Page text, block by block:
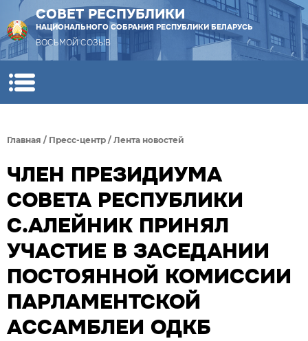
СОВЕТ РЕСПУБЛИКИ
НАЦИОНАЛЬНОГО СОБРАНИЯ РЕСПУБЛИКИ БЕЛАРУСЬ
ВОСЬМОЙ СОЗЫВ
Главная / Пресс-центр / Лента новостей
ЧЛЕН ПРЕЗИДИУМА
СОВЕТА РЕСПУБЛИКИ
С.АЛЕЙНИК ПРИНЯЛ
УЧАСТИЕ В ЗАСЕДАНИИ
ПОСТОЯННОЙ КОМИССИИ
ПАРЛАМЕНТСКОЙ
АССАМБЛЕИ ОДКБ